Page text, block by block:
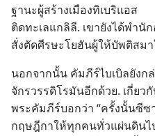
ฐานะ​ผู้​สร้าง​เมือง​ทิเบริแอส​
ติด​ทะเล​แกลิลี. เขา​ยัง​ได้​พำนั
สั่ง​ตัด​ศีรษะ​โยฮัน​ผู้​ให้​บัพติสมา​
นอก​จาก​นั้น คัมภีร์​ไบเบิล​ยัง​
จักรวรรดิ​โรมัน​อีก​ด้วย. เกี่ยว​
พระ​คัมภีร์​บอก​ว่า “ครั้ง​นั้น​ซีซ
กฤษฎีกา​ให้​ทุก​คน​ทั่ว​แผ่นดิน​ไ